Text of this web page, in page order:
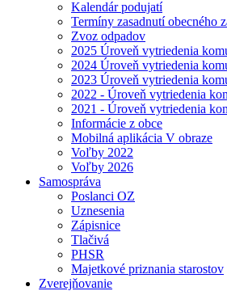
Kalendár podujatí
Termíny zasadnutí obecného
Zvoz odpadov
2025 Úroveň vytriedenia
2024 Úroveň vytriedenia
2023 Úroveň vytriedenia
2022 - Úroveň vytriedenia
2021 - Úroveň vytriedenia
Informácie z obce
Mobilná aplikácia V obraze
Voľby 2022
Voľby 2026
Samospráva
Poslanci OZ
Uznesenia
Zápisnice
Tlačivá
PHSR
Majetkové priznania starostov
Zverejňovanie